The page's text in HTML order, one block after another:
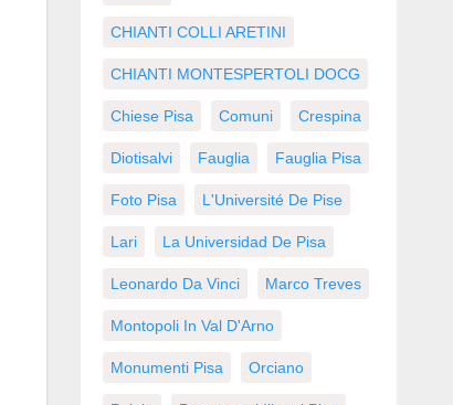
CHIANTI COLLI ARETINI
CHIANTI MONTESPERTOLI DOCG
Chiese Pisa Comuni Crespina
Diotisalvi Fauglia Fauglia Pisa
Foto Pisa L'Université De Pise
Lari La Universidad De Pisa
Leonardo Da Vinci Marco Treves
Montopoli In Val D'Arno
Monumenti Pisa Orciano